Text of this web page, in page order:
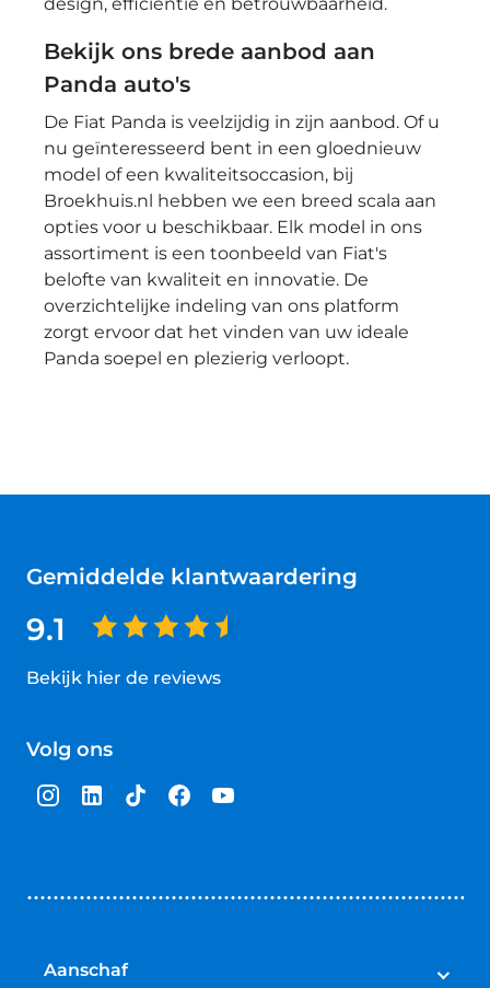
Bekijk ons brede aanbod aan
Panda auto's
De Fiat Panda is veelzijdig in zijn aanbod. Of u
nu geïnteresseerd bent in een gloednieuw
model of een kwaliteitsoccasion, bij
Broekhuis.nl hebben we een breed scala aan
opties voor u beschikbaar. Elk model in ons
assortiment is een toonbeeld van Fiat's
belofte van kwaliteit en innovatie. De
overzichtelijke indeling van ons platform
zorgt ervoor dat het vinden van uw ideale
Panda soepel en plezierig verloopt.
Gemiddelde klantwaardering
9.1
Bekijk hier de reviews
van
sterren
Volg ons
Aanschaf